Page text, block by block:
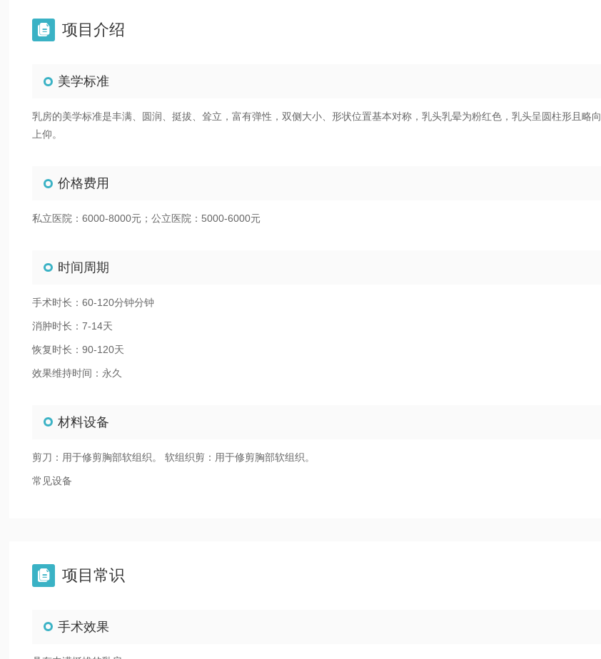
 项目介绍
美学标准
乳房的美学标准是丰满、圆润、挺拔、耸立，富有弹性，双侧大小、形状位置基本对称，乳头乳晕为粉红色，乳头呈圆柱形且略向
上仰。
价格费用
私立医院：6000-8000元；公立医院：5000-6000元
时间周期
手术时长：60-120分钟分钟
消肿时长：7-14天
恢复时长：90-120天
效果维持时间：永久
材料设备
剪刀：用于修剪胸部软组织。 软组织剪：用于修剪胸部软组织。
常见设备
 项目常识
手术效果